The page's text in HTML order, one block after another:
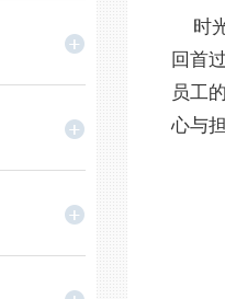
时光
回首
员工
心与